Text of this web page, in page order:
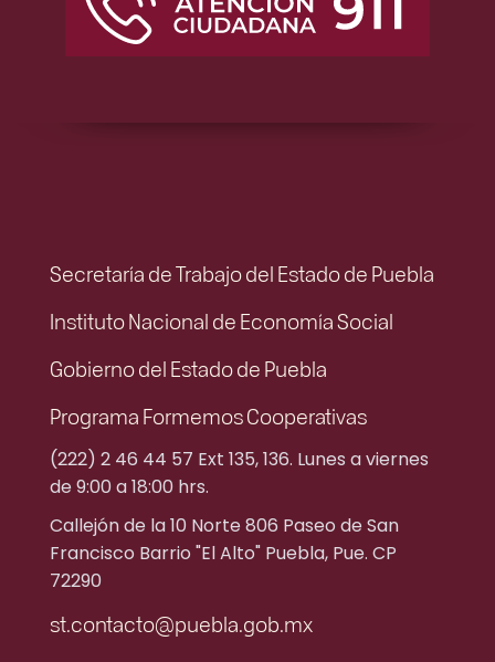
Secretaría de Trabajo del Estado de Puebla
Instituto Nacional de Economía Social
Gobierno del Estado de Puebla
Programa Formemos Cooperativas
(222) 2 46 44 57 Ext 135, 136. Lunes a viernes
de 9:00 a 18:00 hrs.
Callejón de la 10 Norte 806 Paseo de San
Francisco Barrio "El Alto" Puebla, Pue. CP
72290
st.contacto@puebla.gob.mx